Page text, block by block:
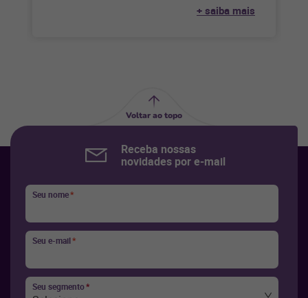
+ saiba mais
Voltar ao topo
Receba nossas
novidades por e-mail
Seu nome*
Seu e-mail*
Seu segmento*